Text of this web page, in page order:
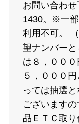
お問い合わ
1430。※一
利用不可。
望ナンバー
は８，００
５，０００
っては抽選
ございます
品ＥＴＣ取